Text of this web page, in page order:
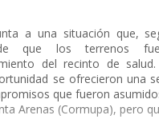
a una situación que,
que los terrenos
del recinto de
se ofrecieron una
que fueron
Arenas (Cormupa), pero